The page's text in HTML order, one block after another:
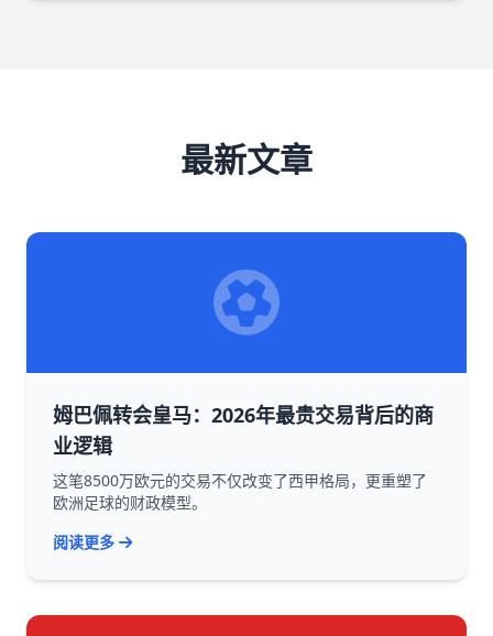
最新文章
姆巴佩转会皇马：2026年最贵交易背后的商
业逻辑
这笔8500万欧元的交易不仅改变了西甲格局，更重塑了
欧洲足球的财政模型。
阅读更多